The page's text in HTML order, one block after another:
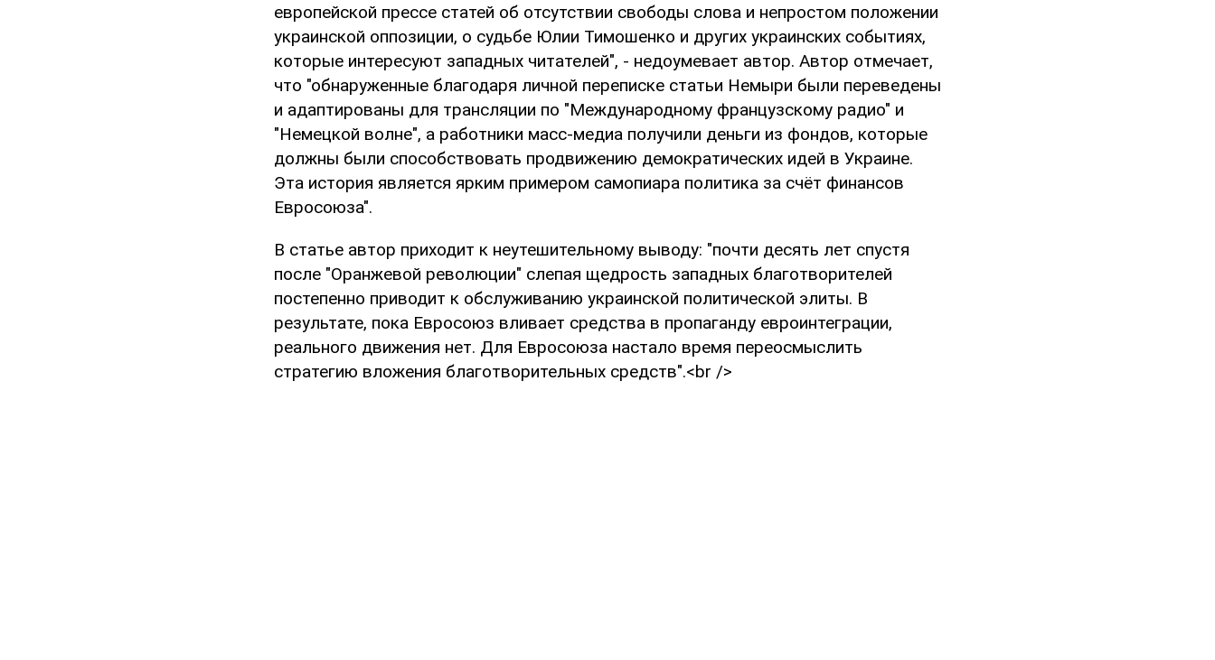
европейской прессе статей об отсутствии свободы слова и непростом положении
украинской оппозиции, о судьбе Юлии Тимошенко и других украинских событиях,
которые интересуют западных читателей", - недоумевает автор. Автор отмечает,
что "обнаруженные благодаря личной переписке статьи Немыри были переведены
и адаптированы для трансляции по "Международному французскому радио" и
"Немецкой волне", а работники масс-медиа получили деньги из фондов, которые
должны были способствовать продвижению демократических идей в Украине.
Эта история является ярким примером самопиара политика за счёт финансов
Евросоюза".
В статье автор приходит к неутешительному выводу: "почти десять лет спустя
после "Оранжевой революции" слепая щедрость западных благотворителей
постепенно приводит к обслуживанию украинской политической элиты. В
результате, пока Евросоюз вливает средства в пропаганду евроинтеграции,
реального движения нет. Для Евросоюза настало время переосмыслить
стратегию вложения благотворительных средств".<br />